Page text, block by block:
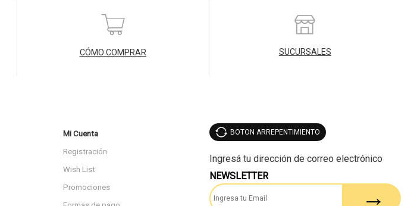
CÓMO COMPRAR SUCURSALES
Mi Cuenta
Registración
Wish List
Promociones
BOTON ARREPENTIMIENTO
NEWSLETTER